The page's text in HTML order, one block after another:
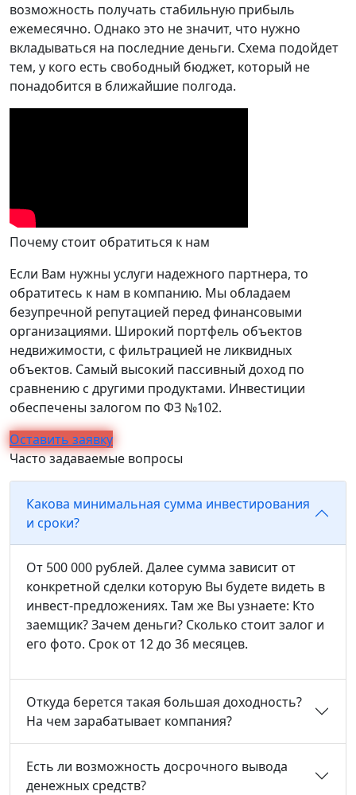
возможность получать стабильную прибыль
ежемесячно. Однако это не значит, что нужно
вкладываться на последние деньги. Схема подойдет
тем, у кого есть свободный бюджет, который не
понадобится в ближайшие полгода.
Почему стоит обратиться к нам
Если Вам нужны услуги надежного партнера, то
обратитесь к нам в компанию. Мы обладаем
безупречной репутацией перед финансовыми
организациями. Широкий портфель объектов
недвижимости, с фильтрацией не ликвидных
объектов. Самый высокий пассивный доход по
сравнению с другими продуктами. Инвестиции
обеспечены залогом по ФЗ №102.
Оставить заявку
Часто задаваемые вопросы
Какова минимальная сумма инвестирования
и сроки?
От 500 000 рублей. Далее сумма зависит от
конкретной сделки которую Вы будете видеть в
инвест-предложениях. Там же Вы узнаете: Кто
заемщик? Зачем деньги? Сколько стоит залог и
его фото. Срок от 12 до 36 месяцев.
Откуда берется такая большая доходность?
На чем зарабатывает компания?
Есть ли возможность досрочного вывода
денежных средств?